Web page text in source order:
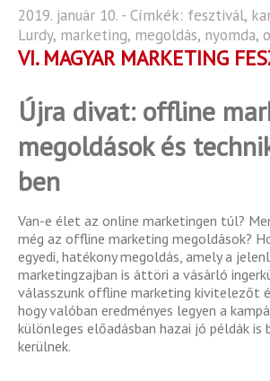
2019. január 10. - Címkék: fesztivál,
Lurdy, marketing, megoldás, nyomda,
VI. MAGYAR MARKETING
Újra divat: offline
megoldások és
ben
Van-e élet az online marketingen túl?
még az offline marketing megoldások?
egyedi, hatékony megoldás, amely a
marketingzajban is áttöri a vásárló
válasszunk offline marketing kivitelezőt
hogy valóban eredményes legyen a
különleges előadásban hazai jó példák is
kerülnek.